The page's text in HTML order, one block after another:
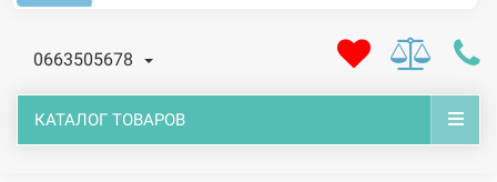
0663505678
КАТАЛОГ ТОВАРОВ